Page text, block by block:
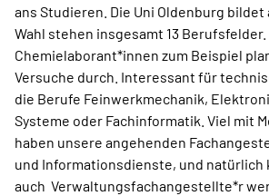
ans Studieren. Die Uni Oldenburg bildet
Wahl stehen insgesamt 13 Berufsfelder.
Chemielaborant*innen zum Beispiel
Versuche durch. Interessant für
die Berufe Feinwerkmechanik,
Systeme oder Fachinformatik. Viel mit
haben unsere angehenden
und Informationsdienste, und natürlich
auch Verwaltungsfachangestellte*r